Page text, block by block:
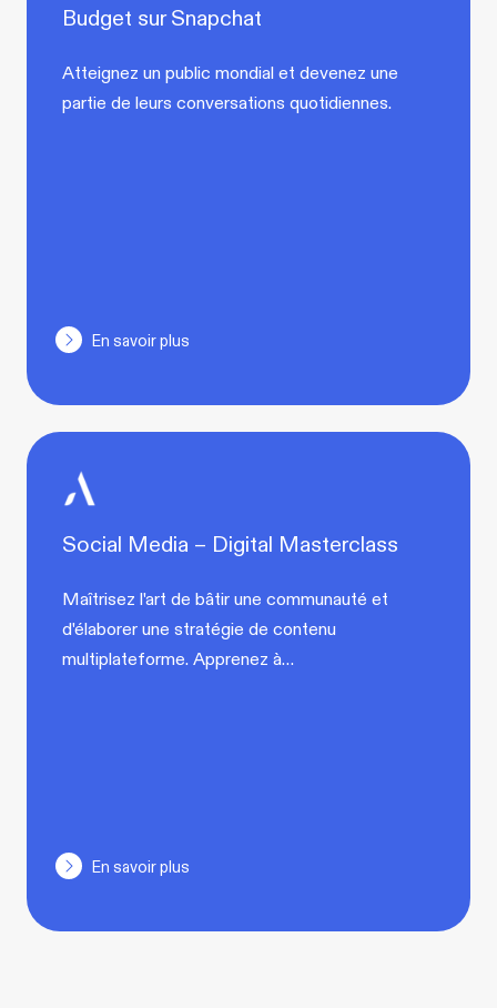
Budget sur Snapchat
Atteignez un public mondial et devenez une
partie de leurs conversations quotidiennes.
En savoir plus
Social Media – Digital Masterclass
Maîtrisez l'art de bâtir une communauté et
d'élaborer une stratégie de contenu
multiplateforme. Apprenez à…
En savoir plus